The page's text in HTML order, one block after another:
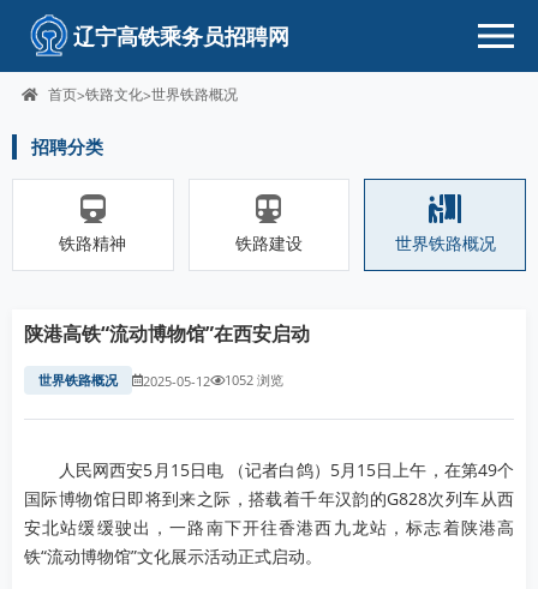
辽宁高铁乘务员招聘网
首页>铁路文化>世界铁路概况
招聘分类
铁路精神 铁路建设 世界铁路概况
陕港高铁“流动博物馆”在西安启动
世界铁路概况 2025-05-12 1052 浏览
人民网西安5月15日电 （记者白鸽）5月15日上午，在第49个
国际博物馆日即将到来之际，搭载着千年汉韵的G828次列车从西
安北站缓缓驶出，一路南下开往香港西九龙站，标志着陕港高
铁“流动博物馆”文化展示活动正式启动。